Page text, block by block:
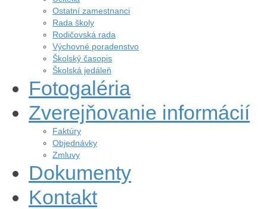
Ostatní zamestnanci
Rada školy
Rodičovská rada
Výchovné poradenstvo
Školský časopis
Školská jedáleň
Fotogaléria
Zverejňovanie informácií
Faktúry
Objednávky
Zmluvy
Dokumenty
Kontakt